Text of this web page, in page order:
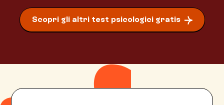
Scopri gli altri test psicologici gratis